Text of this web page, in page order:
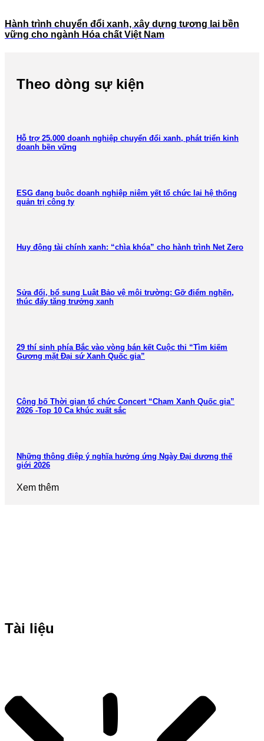
Hành trình chuyển đổi xanh, xây dựng tương lai bền
vững cho ngành Hóa chất Việt Nam
Theo dòng sự kiện
Hỗ trợ 25.000 doanh nghiệp chuyển đổi xanh, phát triển kinh
doanh bền vững
ESG đang buộc doanh nghiệp niêm yết tổ chức lại hệ thống
quản trị công ty
Huy động tài chính xanh: “chìa khóa” cho hành trình Net Zero
Sửa đổi, bổ sung Luật Bảo vệ môi trường: Gỡ điểm nghẽn,
thúc đẩy tăng trưởng xanh
29 thí sinh phía Bắc vào vòng bán kết Cuộc thi “Tìm kiếm
Gương mặt Đại sứ Xanh Quốc gia”
Công bố Thời gian tổ chức Concert “Chạm Xanh Quốc gia”
2026 -Top 10 Ca khúc xuất sắc
Những thông điệp ý nghĩa hưởng ứng Ngày Đại dương thế
giới 2026
Xem thêm
Tài liệu